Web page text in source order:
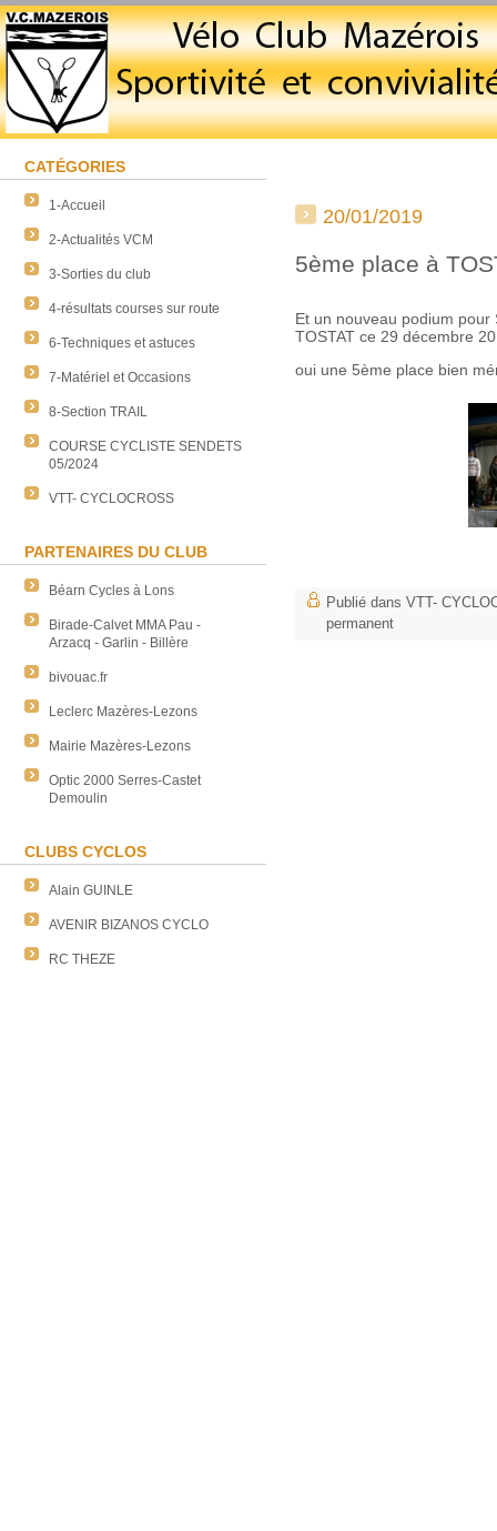
CATÉGORIES
1-Accueil
2-Actualités VCM
3-Sorties du club
4-résultats courses sur route
6-Techniques et astuces
7-Matériel et Occasions
8-Section TRAIL
COURSE CYCLISTE SENDETS
05/2024
VTT- CYCLOCROSS
PARTENAIRES DU CLUB
Béarn Cycles à Lons
Birade-Calvet MMA Pau -
Arzacq - Garlin - Billère
bivouac.fr
Leclerc Mazères-Lezons
Mairie Mazères-Lezons
Optic 2000 Serres-Castet
Demoulin
CLUBS CYCLOS
Alain GUINLE
AVENIR BIZANOS CYCLO
RC THEZE
20/01/2019
5ème place à
Et un nouveau podium pour
TOSTAT ce 29 décembre
oui une 5ème place bien
Publié dans VTT-
permanent